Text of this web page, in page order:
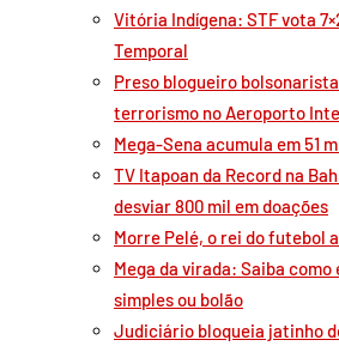
Vitória Indígena: STF vota
Temporal
Preso blogueiro
terrorismo no Aeroporto
Mega-Sena acumula em 51
TV Itapoan da Record na
desviar 800 mil em doações
Morre Pelé, o rei do futebol
Mega da virada: Saiba
simples ou bolão
Judiciário bloqueia jatinho